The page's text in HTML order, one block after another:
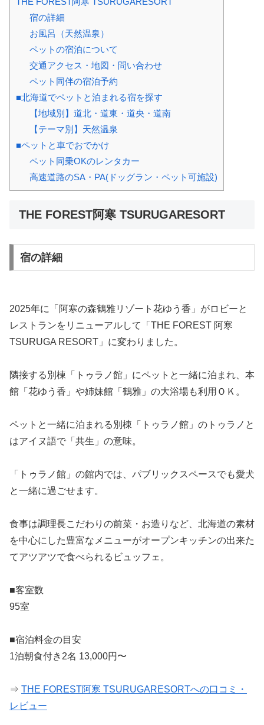
宿の詳細
お風呂（天然温泉）
ペットの宿泊について
交通アクセス・地図・問い合わせ
ペット同伴の宿泊予約
■北海道でペットと泊まれる宿を探す
【地域別】道北・道東・道央・道南
【テーマ別】天然温泉
■ペットと車でおでかけ
ペット同乗OKのレンタカー
高速道路のSA・PA(ドッグラン・ペット可施設)
THE FOREST阿寒 TSURUGARESORT
宿の詳細
2025年に「阿寒の森鶴雅リゾート花ゆう香」がロビーと
レストランをリニューアルして「THE FOREST 阿寒
TSURUGA RESORT」に変わりました。
隣接する別棟「トゥラノ館」にペットと一緒に泊まれ、本
館「花ゆう香」や姉妹館「鶴雅」の大浴場も利用ＯＫ。
ペットと一緒に泊まれる別棟「トゥラノ館」のトゥラノと
はアイヌ語で「共生」の意味。
「トゥラノ館」の館内では、パブリックスペースでも愛犬
と一緒に過ごせます。
食事は調理長こだわりの前菜・お造りなど、北海道の素材
を中心にした豊富なメニューがオープンキッチンの出来た
てアツアツで食べられるビュッフェ。
■客室数
95室
■宿泊料金の目安
1泊朝食付き2名 13,000円〜
⇒ THE FOREST阿寒 TSURUGARESORTへの口コミ・
レビュー